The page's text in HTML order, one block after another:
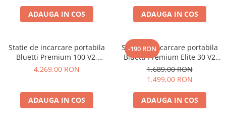
Anker
Jackery
Oscal
Toate generatoarele
Cauta dupa marca
Bluetti
ADAUGA IN COS ADAUGA IN COS
Statie de incarcare portabila
Bluetti Premium 100 V2,
1800W 1024Wh, Ecran LCD,
4.269,00 RON
ADAUGA IN COS
-190 RON
Statie de incarcare portabila
Bluetti Premium Elite 30 V2
600W 320Wh
1.689,00 RON
1.499,00 RON
ADAUGA IN COS